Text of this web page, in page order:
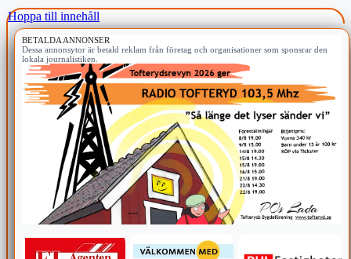
Hoppa till innehåll
BETALDA ANNONSER
Dessa annonsytor är betald reklam från företag och organisationer som sponsrar den
lokala journalistiken.